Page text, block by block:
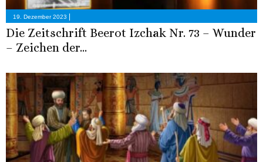
19. Dezember 2023
Die Zeitschrift Beerot Izchak Nr. 73 – Wunder
– Zeichen der...